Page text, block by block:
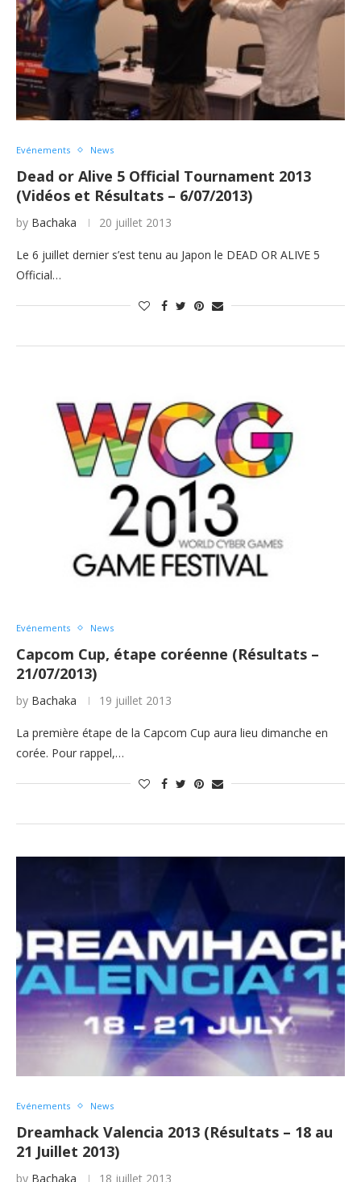
Evénements News
Dead or Alive 5 Official Tournament 2013
(Vidéos et Résultats – 6/07/2013)
by Bachaka 20 juillet 2013
Le 6 juillet dernier s’est tenu au Japon le DEAD OR ALIVE 5
Official…
Evénements News
Capcom Cup, étape coréenne (Résultats –
21/07/2013)
by Bachaka 19 juillet 2013
La première étape de la Capcom Cup aura lieu dimanche en
corée. Pour rappel,…
Evénements News
Dreamhack Valencia 2013 (Résultats – 18 au
21 Juillet 2013)
by Bachaka 18 juillet 2013